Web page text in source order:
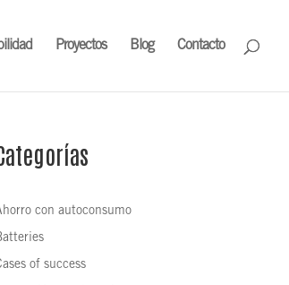
Proyectos Blog Contacto
con autoconsumo
of success